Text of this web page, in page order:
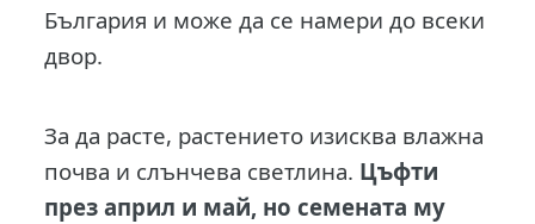
България и може да се намери до всеки
двор.
За да расте, растението изисква влажна
почва и слънчева светлина. Цъфти
през април и май, но семената му